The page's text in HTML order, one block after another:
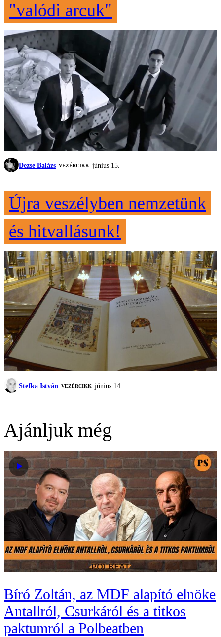
"valódi arcuk"
Dezse Balázs VEZÉRCIKK június 15.
Újra veszélyben nemzetünk
és hitvallásunk!
Stefka István VEZÉRCIKK június 14.
Ajánljuk még
Bíró Zoltán, az MDF alapító elnöke
Antallról, Csurkáról és a titkos
paktumról a Polbeatben